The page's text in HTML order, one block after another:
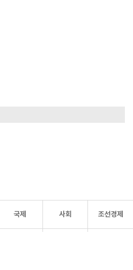
국제 사회 조선경제